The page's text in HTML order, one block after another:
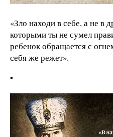
«Зло находи в себе, а не в
которыми ты не сумел
ребенок обращается с
себя же режет».
•